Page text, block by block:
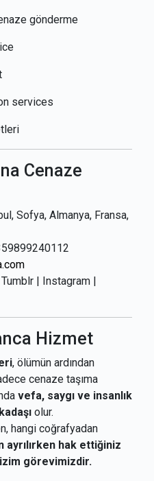
gönderme
services
Cenaze
Sofya, Almanya, Fransa,
| Instagram |
Hizmet
, ölümün ardından
cenaze taşıma
vefa, saygı ve insanlık
olur.
hangi coğrafyadan
ayrılırken hak ettiğiniz
görevimizdir.